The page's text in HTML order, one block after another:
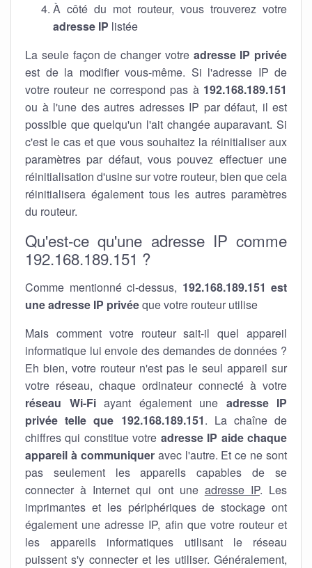
À côté du mot routeur, vous trouverez votre
adresse IP listée
La seule façon de changer votre adresse IP privée
est de la modifier vous-même. Si l'adresse IP de
votre routeur ne correspond pas à 192.168.189.151
ou à l'une des autres adresses IP par défaut, il est
possible que quelqu'un l'ait changée auparavant. Si
c'est le cas et que vous souhaitez la réinitialiser aux
paramètres par défaut, vous pouvez effectuer une
réinitialisation d'usine sur votre routeur, bien que cela
réinitialisera également tous les autres paramètres
du routeur.
Qu'est-ce qu'une adresse IP comme
192.168.189.151 ?
Comme mentionné ci-dessus, 192.168.189.151 est
une adresse IP privéeque votre routeur utilise
Mais comment votre routeur sait-il quel appareil
informatique lui envoie des demandes de données ?
Eh bien, votre routeur n'est pas le seul appareil sur
votre réseau, chaque ordinateur connecté à votre
réseau Wi-Fiayant également une adresse IP
privée telle que 192.168.189.151. La chaîne de
chiffres qui constitue votre adresse IP aide chaque
appareil à communiqueravec l'autre. Et ce ne sont
pas seulement les appareils capables de se
connecter à Internet qui ont une adresse IP. Les
imprimantes et les périphériques de stockage ont
également une adresse IP, afin que votre routeur et
les appareils informatiques utilisant le réseau
puissent s'y connecter et les utiliser. Généralement,